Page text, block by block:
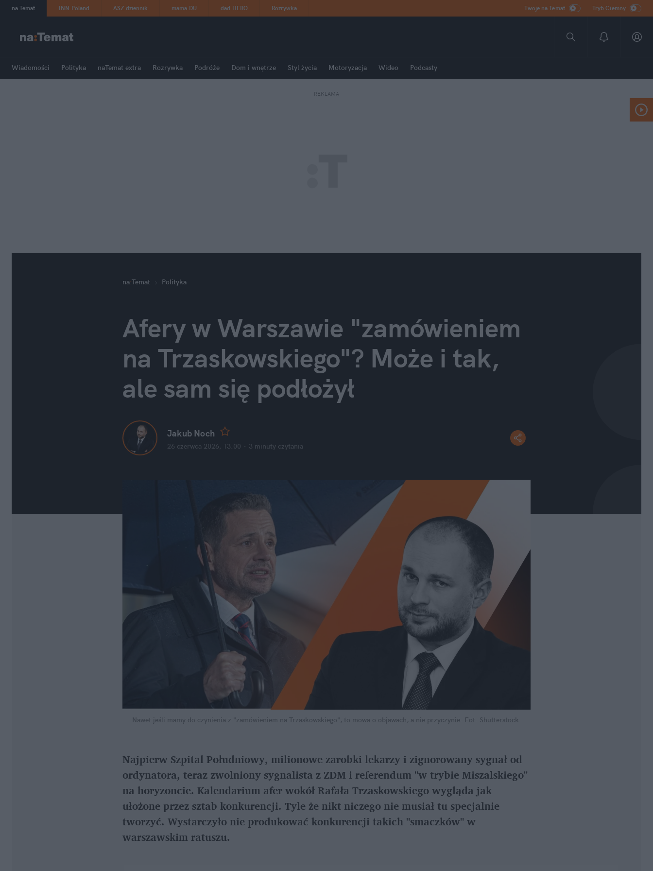
na:Temat INN:Poland ASZ:dziennik mama:DU dad:HERO Rozrywka Twoje na:Temat Tryb Ciemny
Wiadomości Polityka naTemat extra Rozrywka Podróże Dom i wnętrze Styl życia Motoryzacja Wideo Podcasty
REKLAMA
na:Temat Polityka
Afery w Warszawie "zamówieniem
na Trzaskowskiego"? Może i tak,
ale sam się podłożył
Jakub Noch
26 czerwca 2026, 13:00 · 3 minuty czytania
Nawet jeśli mamy do czynienia z "zamówieniem na Trzaskowskiego", to mowa o objawach, a nie przyczynie. Fot. Shutterstock
Najpierw Szpital Południowy, milionowe zarobki lekarzy i zignorowany sygnał od
ordynatora, teraz zwolniony sygnalista z ZDM i referendum "w trybie Miszalskiego"
na horyzoncie. Kalendarium afer wokół Rafała Trzaskowskiego wygląda jak
ułożone przez sztab konkurencji. Tyle że nikt niczego nie musiał tu specjalnie
tworzyć. Wystarczyło nie produkować konkurencji takich "smaczków" w
warszawskim ratuszu.